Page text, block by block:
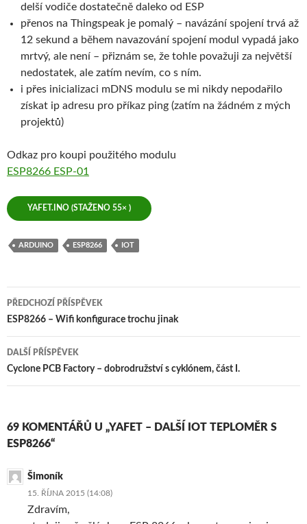
delší vodiče dostatečně daleko od ESP
přenos na Thingspeak je pomalý – navázání spojení trvá až
12 sekund a během navazování spojení modul vypadá jako
mrtvý, ale není – přiznám se, že tohle považuji za největší
nedostatek, ale zatím nevím, co s ním.
i přes inicializaci mDNS modulu se mi nikdy nepodařilo
získat ip adresu pro příkaz ping (zatím na žádném z mých
projektů)
Odkaz pro koupi použitého modulu
ESP8266 ESP-01
YAFET.INO (STAŽENO 55× )
ARDUINO ESP8266 IOT
Navigace
pro
příspěvky
PŘEDCHOZÍ PŘÍSPĚVEK
ESP8266 – Wifi konfigurace trochu jinak
DALŠÍ PŘÍSPĚVEK
Cyclone PCB Factory – dobrodružství s cyklónem, část I.
69 KOMENTÁŘŮ U „YAFET – DALŠÍ IOT TEPLOMĚR S
ESP8266“
Šimoník
15. ŘÍJNA 2015 (14:08)
Zdravím,